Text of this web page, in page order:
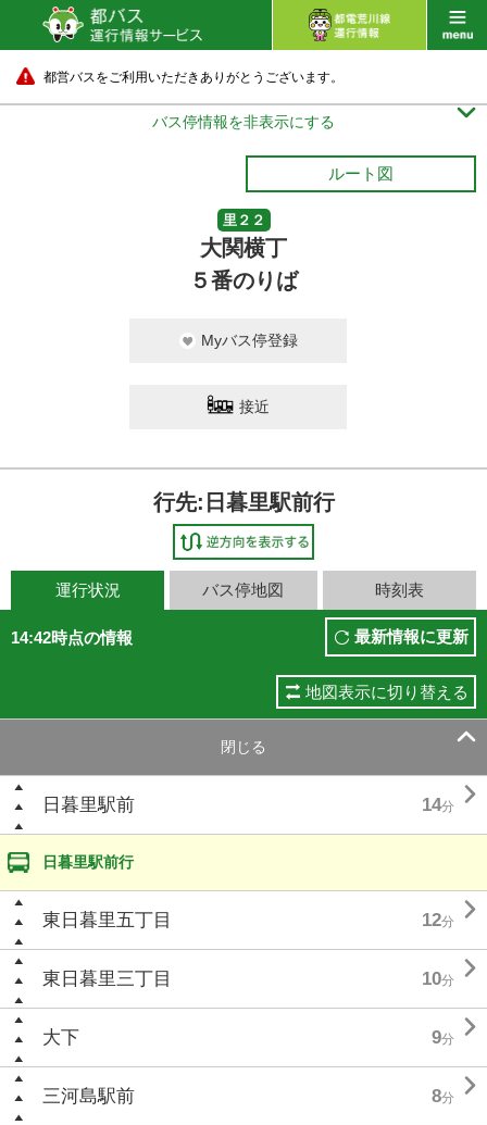
都営バスをご利用いただきありがとうございます。
バス停情報を非表示にする 
ルート図
里２２
大関横丁
５番のりば
Myバス停登録
接近
行先:日暮里駅前行
運行状況 バス停地図 時刻表
14:42時点の情報 最新情報に更新
地図表示に切り替える
閉じる 
日暮里駅前 14分 
日暮里駅前行
東日暮里五丁目 12分 
東日暮里三丁目 10分 
大下 9分 
三河島駅前 8分 